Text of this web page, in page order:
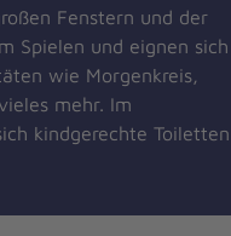
Fenstern und der
Spielen und eignen sich
wie Morgenkreis,
mehr. Im
kindgerechte Toiletten